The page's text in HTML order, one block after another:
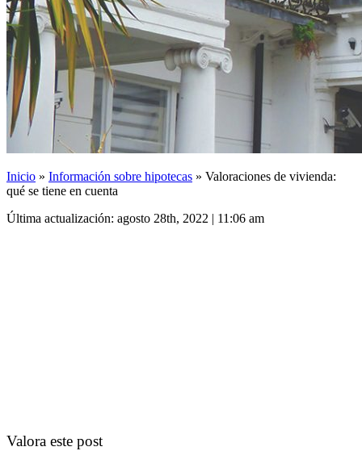
Inicio » Información sobre hipotecas » Valoraciones de vivienda:
qué se tiene en cuenta
Última actualización: agosto 28th, 2022 | 11:06 am
Valora este post